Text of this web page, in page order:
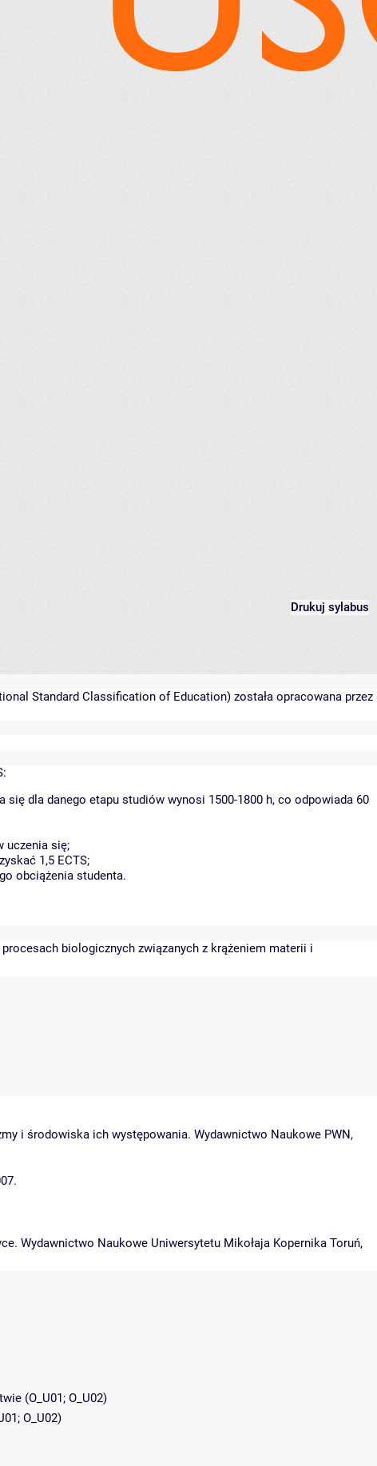
Drukuj sylabus
Standard Classification of Education) została opracowana przez
dla danego etapu studiów wynosi 1500-1800 h, co odpowiada 60
uczenia się;
1,5 ECTS;
obciążenia studenta.
biologicznych związanych z krążeniem materii i
i środowiska ich występowania. Wydawnictwo Naukowe PWN,
Wydawnictwo Naukowe Uniwersytetu Mikołaja Kopernika Toruń,
(O_U01; O_U02)
O_U02)